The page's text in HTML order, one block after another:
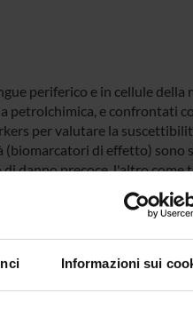
Informazioni sui
periferico e in cellule della
petrolchimica, e confrontati
per valutare la
di effetto) sono
danno precoce, l'altro come
anche fornire dati sulla
e genotossici
nei processi di
meccanismi di riparo
lesioni indotte da agenti
riconoscere i danni al DNA
delle glicosilasi, come